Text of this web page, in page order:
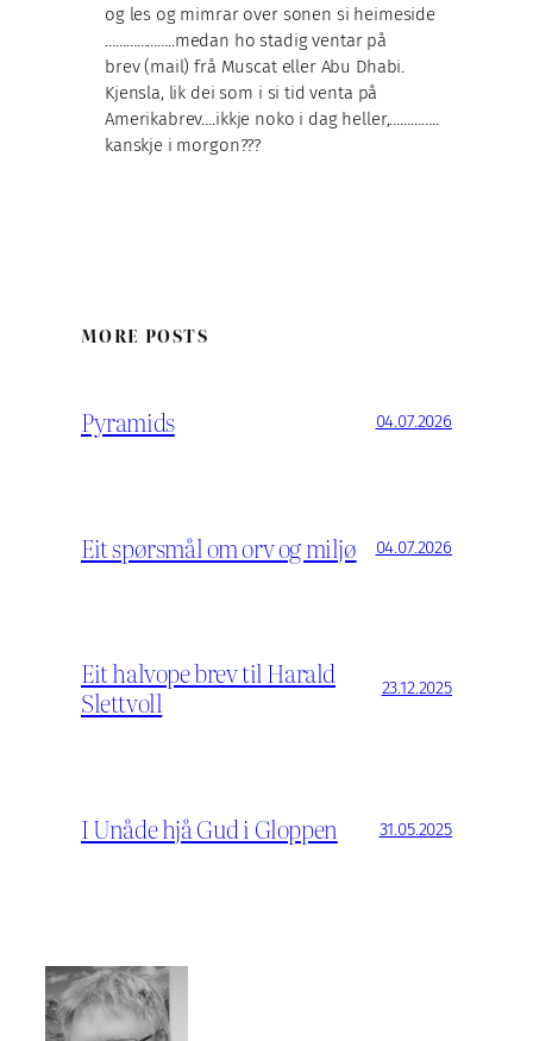
og les og mimrar over sonen si heimeside
………………..medan ho stadig ventar på
brev (mail) frå Muscat eller Abu Dhabi.
Kjensla, lik dei som i si tid venta på
Amerikabrev….ikkje noko i dag heller,…………..
kanskje i morgon???
MORE POSTS
Pyramids 04.07.2026
Eit spørsmål om orv og miljø 04.07.2026
Eit halvope brev til Harald
Slettvoll
23.12.2025
I Unåde hjå Gud i Gloppen 31.05.2025